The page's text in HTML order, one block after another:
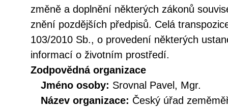
změně a doplnění některých zákonů
znění pozdějších předpisů. Celá
103/2010 Sb., o provedení některých
informací o životním prostředí.
Zodpovědná organizace
Jméno osoby: Srovnal Pavel, Mgr.
Název organizace: Český úřad